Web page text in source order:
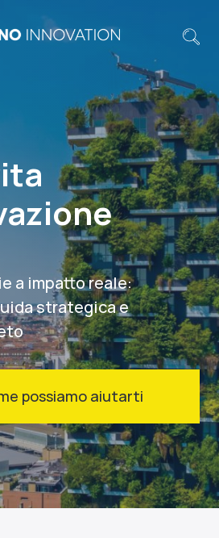
a impatto reale:
strategica e
possiamo aiutarti